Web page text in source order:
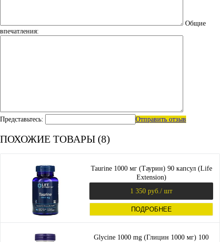
Общие
впечатления:
Представьтесь: Отправить отзыв
ПОХОЖИЕ ТОВАРЫ (8)
Taurine 1000 мг (Таурин) 90 капсул (Life
Extension)
1 350 руб. / шт
ПОДРОБНЕЕ
Glycine 1000 mg (Глицин 1000 мг) 100